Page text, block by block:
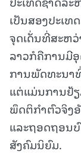
ເປັນສອງປະເ
ຈຸດເດັ່ນທີ່ສະຫ
ລາວກໍຄືການມີ
ການພັດທະນາ
ແຕ່ແມ່ນການຢ້
ພຶດຕິກຳຕົວຈິງ
ແລະຖອດຖອນ
ສັງຄົມນິຍົມ.